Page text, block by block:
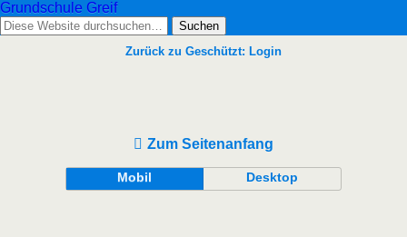
Grundschule Greif
Zurück zu Geschützt: Login
Zum Seitenanfang
Mobil Desktop